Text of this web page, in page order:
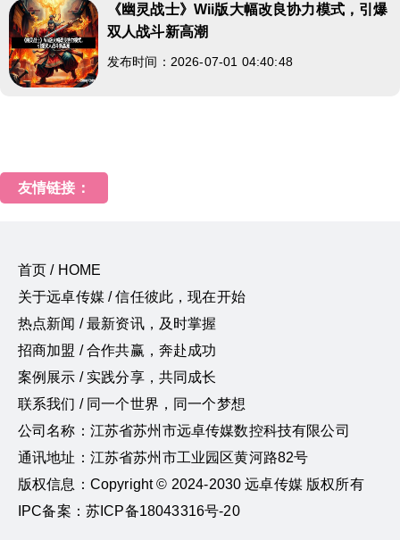
《幽灵战士》Wii版大幅改良协力模式，引爆
双人战斗新高潮
发布时间：2026-07-01 04:40:48
友情链接：
首页 / HOME
关于远卓传媒 / 信任彼此，现在开始
热点新闻 / 最新资讯，及时掌握
招商加盟 / 合作共赢，奔赴成功
案例展示 / 实践分享，共同成长
联系我们 / 同一个世界，同一个梦想
公司名称：江苏省苏州市远卓传媒数控科技有限公司
通讯地址：江苏省苏州市工业园区黄河路82号
版权信息：Copyright © 2024-2030 远卓传媒 版权所有
IPC备案：苏ICP备18043316号-20